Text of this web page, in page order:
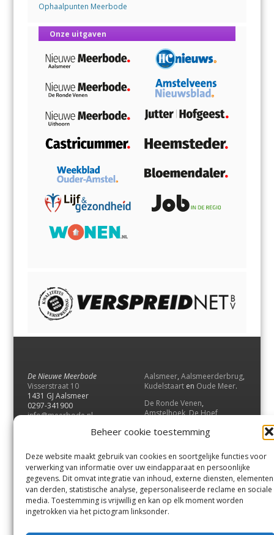
Beheer cookie toestemming
Deze website maakt gebruik van cookies en soortgelijke functies voor
verwerking van informatie over uw eindapparaat en persoonlijke
gegevens. Dit omvat integratie van inhoud, externe diensten, elementen
van derden, statistische analyse, gepersonaliseerde reclame en sociale
media. Toestemming is vrijwillig en kan op elk moment worden
ingetrokken via het pictogram linksonder.
Ophaalpunten Meerbode
Onze uitgaven
De Nieuwe Meerbode
Visserstraat 10
1431 GJ Aalsmeer
0297-341900
info@meerbode.nl
Aalsmeer, Aalsmeerderbrug,
Kudelstaart en Oude Meer.
De Ronde Venen,
Amstelhoek,De Hoef,
Vrouwenakker,Waverveen
UithoornenDe Kwakel.
Contact
Andere uitgaven
Bezorgklacht